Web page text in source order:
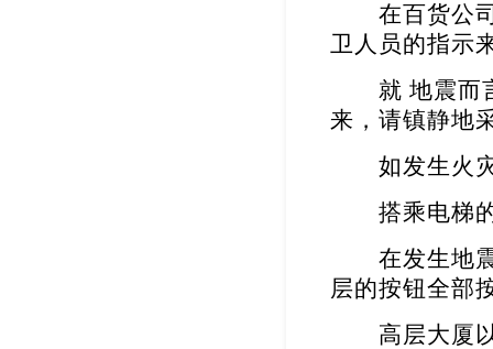
在百货公司
卫人员的指示
就 地震而言
来，请镇静地
如发生火灾
搭乘电梯
在发生地震
层的按钮全部
高层大厦以